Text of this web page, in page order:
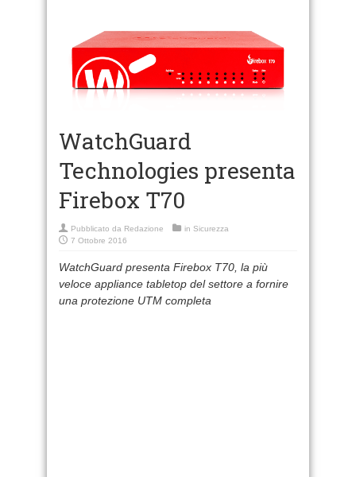
WatchGuard
Technologies presenta
Firebox T70
Pubblicato da Redazione in Sicurezza
7 Ottobre 2016
WatchGuard presenta Firebox T70, la più
veloce appliance tabletop del settore a fornire
una protezione UTM completa